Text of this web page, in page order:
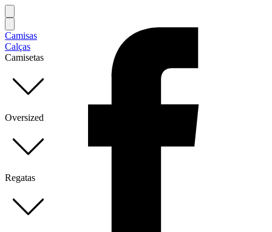
Camisas
Calças
Camisetas
Oversized
Regatas